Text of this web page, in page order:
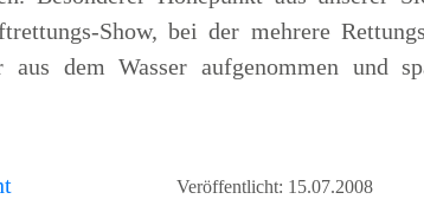
Show, bei der mehrere
dem Wasser aufgenommen und
Veröffentlicht: 15.07.2008